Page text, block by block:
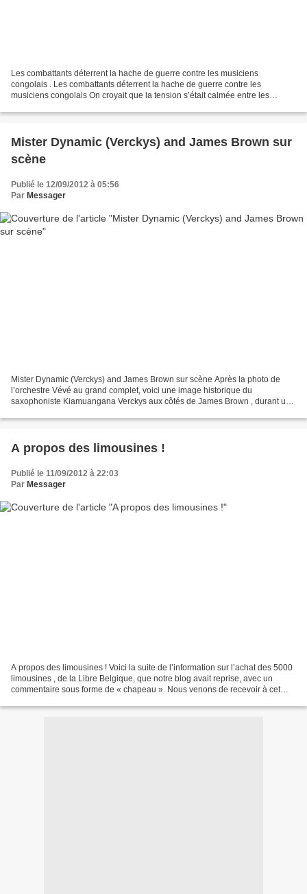
Les combattants déterrent la hache de guerre contre les musiciens
congolais . Les combattants déterrent la hache de guerre contre les
musiciens congolais On croyait que la tension s’était calmée entre les
Mister Dynamic (Verckys) and James Brown sur
scène
Publié le 12/09/2012 à 05:56
Par Messager
Mister Dynamic (Verckys) and James Brown sur scène Après la photo de
l’orchestre Vévé au grand complet, voici une image historique du
saxophoniste Kiamuangana Verckys aux côtés de James Brown , durant un
A propos des limousines !
Publié le 11/09/2012 à 22:03
Par Messager
A propos des limousines ! Voici la suite de l’information sur l’achat des 5000
limousines , de la Libre Belgique, que notre blog avait reprise, avec un
commentaire sous forme de « chapeau ». Nous venons de recevoir à cet